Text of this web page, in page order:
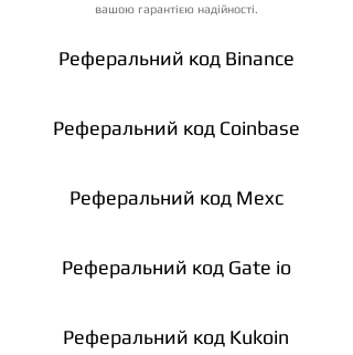
вашою гарантією надійності.
Реферальний код Binance
Реферальний код Coinbase
Реферальний код Mexc
Реферальний код Gate io
Реферальний код Kukoin